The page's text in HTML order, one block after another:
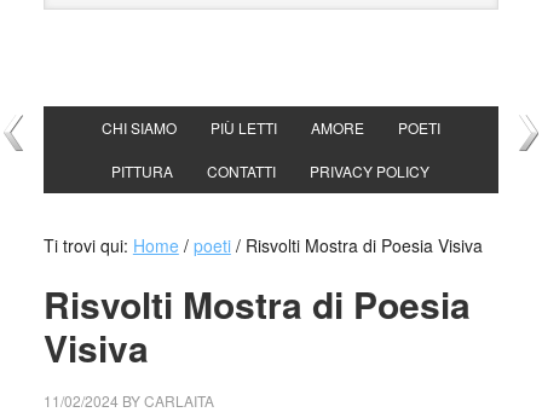
CHI SIAMO PIÙ LETTI AMORE POETI
PITTURA CONTATTI PRIVACY POLICY
Ti trovi qui: Home / poeti /Risvolti Mostra di Poesia Visiva
Risvolti Mostra di Poesia
Visiva
11/02/2024 BYCARLAITA